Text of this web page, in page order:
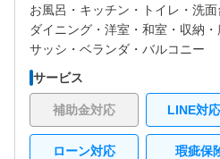
お風呂・ キッチン・ トイレ・ 洗面
ダイニング・ 洋室・ 和室・ 収納・
サッシ・ ベランダ・バルコニー
サービス
補助金対応 LINE対
ローン対応 瑕疵保